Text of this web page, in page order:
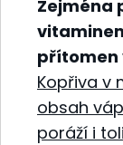
Zejména
přítomen
Kopřiva v
obsah
poráží i